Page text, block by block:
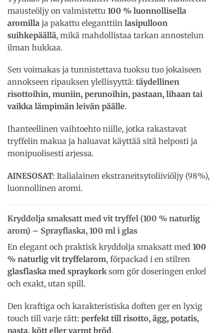
mausteöljy on valmistettu 100 % luonnollisella
aromilla ja pakattu eleganttiin lasipulloon
suihkepäällä, mikä mahdollistaa tarkan annostelun
ilman hukkaa.
Sen voimakas ja tunnistettava tuoksu tuo jokaiseen
annokseen ripauksen ylellisyyttä: täydellinen
risottoihin, muniin, perunoihin, pastaan, lihaan tai
vaikka lämpimän leivän päälle.
Ihanteellinen vaihtoehto niille, jotka rakastavat
tryffelin makua ja haluavat käyttää sitä helposti ja
monipuolisesti arjessa.
AINESOSAT: Italialainen ekstraneitsytoliiviöljy (98%),
luonnollinen aromi.
Kryddolja smaksatt med vit tryffel (100 % naturlig
arom) – Sprayflaska, 100 ml i glas
En elegant och praktisk kryddolja smaksatt med 100
% naturlig vit tryffelarom, förpackad i en stilren
glasflaska med spraykork som gör doseringen enkel
och exakt, utan spill.
Den kraftiga och karakteristiska doften ger en lyxig
touch till varje rätt: perfekt till risotto, ägg, potatis,
pasta, kött eller varmt bröd.